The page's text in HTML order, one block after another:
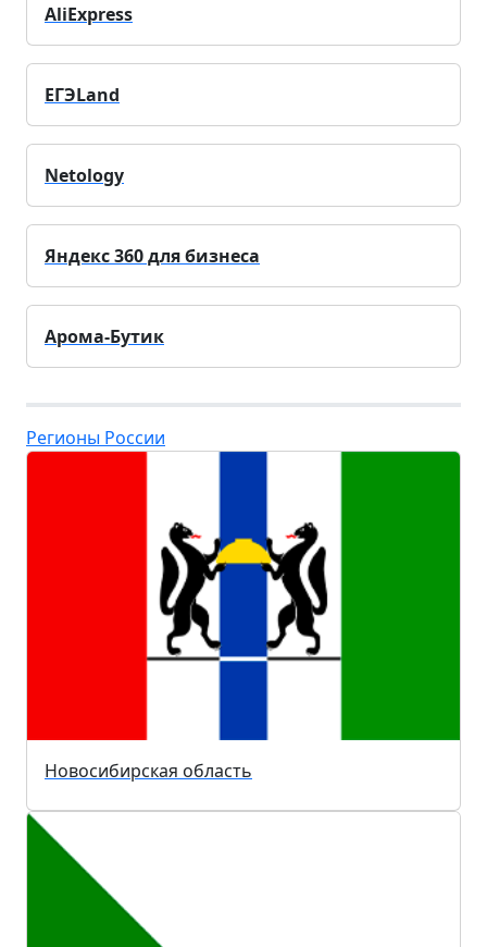
AliExpress
ЕГЭLand
Netology
Яндекс 360 для бизнеса
Арома-Бутик
Регионы России
Новосибирская область